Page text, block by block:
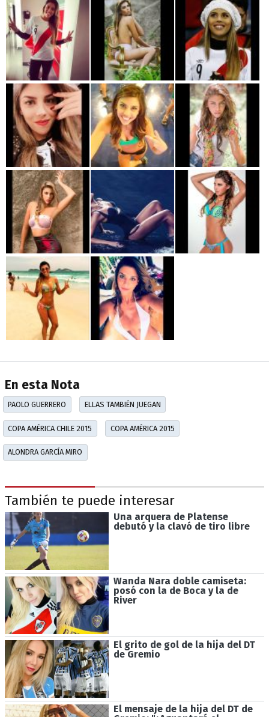
En esta Nota
PAOLO GUERRERO ELLAS TAMBIÉN JUEGAN
COPA AMÉRICA CHILE 2015 COPA AMÉRICA 2015
ALONDRA GARCÍA MIRO
También te puede interesar
Una arquera de Platense
debutó y la clavó de tiro libre
Wanda Nara doble camiseta:
posó con la de Boca y la de
River
El grito de gol de la hija del DT
de Gremio
El mensaje de la hija del DT de